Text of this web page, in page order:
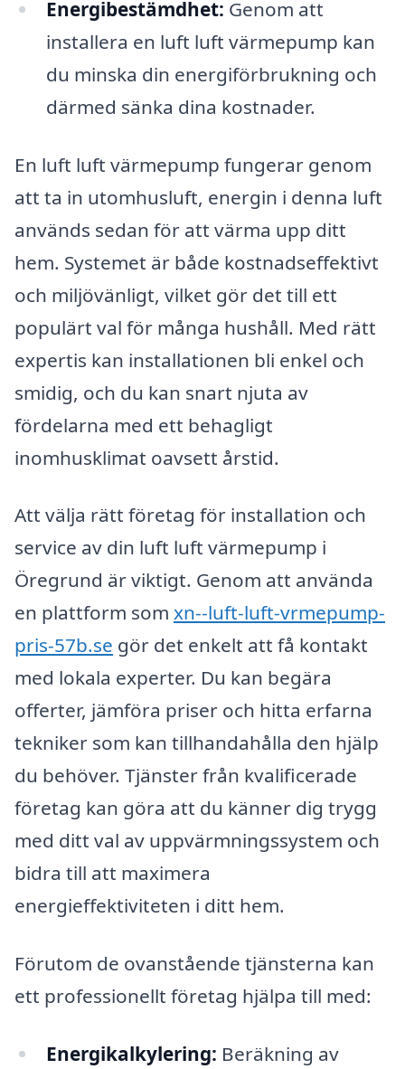
Energibestämdhet: Genom att
installera en luft luft värmepump kan
du minska din energiförbrukning och
därmed sänka dina kostnader.
En luft luft värmepump fungerar genom
att ta in utomhusluft, energin i denna luft
används sedan för att värma upp ditt
hem. Systemet är både kostnadseffektivt
och miljövänligt, vilket gör det till ett
populärt val för många hushåll. Med rätt
expertis kan installationen bli enkel och
smidig, och du kan snart njuta av
fördelarna med ett behagligt
inomhusklimat oavsett årstid.
Att välja rätt företag för installation och
service av din luft luft värmepump i
Öregrund är viktigt. Genom att använda
en plattform som xn--luft-luft-vrmepump-
pris-57b.se gör det enkelt att få kontakt
med lokala experter. Du kan begära
offerter, jämföra priser och hitta erfarna
tekniker som kan tillhandahålla den hjälp
du behöver. Tjänster från kvalificerade
företag kan göra att du känner dig trygg
med ditt val av uppvärmningssystem och
bidra till att maximera
energieffektiviteten i ditt hem.
Förutom de ovanstående tjänsterna kan
ett professionellt företag hjälpa till med:
Energikalkylering: Beräkning av